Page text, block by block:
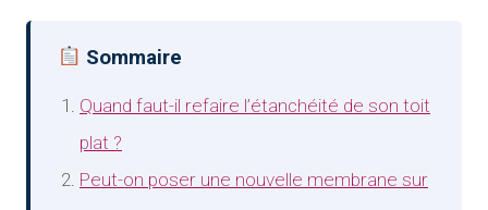
Sommaire
Quand faut-il refaire l’étanchéité de son toit
plat ?
Peut-on poser une nouvelle membrane sur